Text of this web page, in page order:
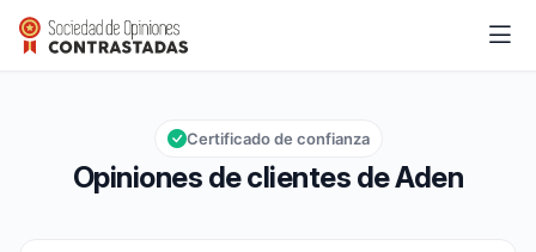
Aden
Calificación global: 9,7 de 10
9,7/10
Opiniones de clientes de Aden
Certificado de confianza